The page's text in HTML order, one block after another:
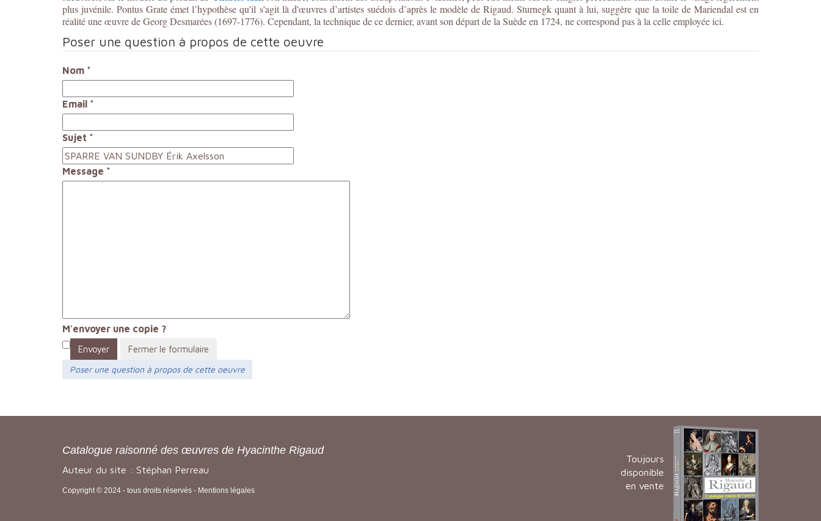
plus juvénile. Pontus Grate émet l’hypothèse qu'il s'agit là d'œuvres d’artistes suédois d’après le modèle de Rigaud. Sturnegk quant à lui, suggère que la toile de Mariendal est en
réalité une œuvre de Georg Desmarées (1697-1776). Cependant, la technique de ce dernier, avant son départ de la Suède en 1724, ne correspond pas à la celle employée ici.
Poser une question à propos de cette oeuvre
Nom *
Email *
Sujet *
Message *
M'envoyer une copie ?
Envoyer
Fermer le formulaire
Poser une question à propos de cette oeuvre
Catalogue raisonné des œuvres de Hyacinthe Rigaud
Auteur du site : Stéphan Perreau
Copyright © 2024 - tous droits réservés - Mentions légales
Toujours
disponible
en vente